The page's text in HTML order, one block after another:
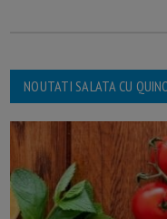
NOUTATI SALATA CU